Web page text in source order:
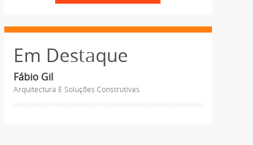
Em Destaque
Fábio Gil
Arquitectura E Soluções Construtivas